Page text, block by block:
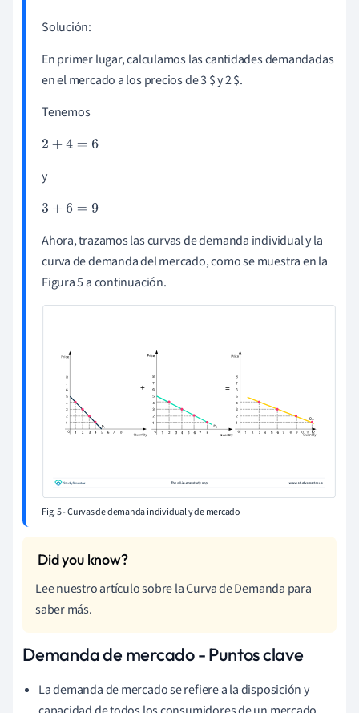
Solución:
En primer lugar, calculamos las cantidades demandadas
en el mercado a los precios de 3 $ y 2 $.
Tenemos
2+4=6
y
3+6=9
Ahora, trazamos las curvas de demanda individual y la
curva de demanda del mercado, como se muestra en la
Figura 5 a continuación.
Fig. 5 - Curvas de demanda individual y de mercado
Lee nuestro artículo sobre la Curva de Demanda para
saber más.
Demanda de mercado - Puntos clave
La demanda de mercado se refiere a la disposición y